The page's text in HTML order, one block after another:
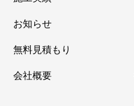
お知らせ
無料見積もり
会社概要